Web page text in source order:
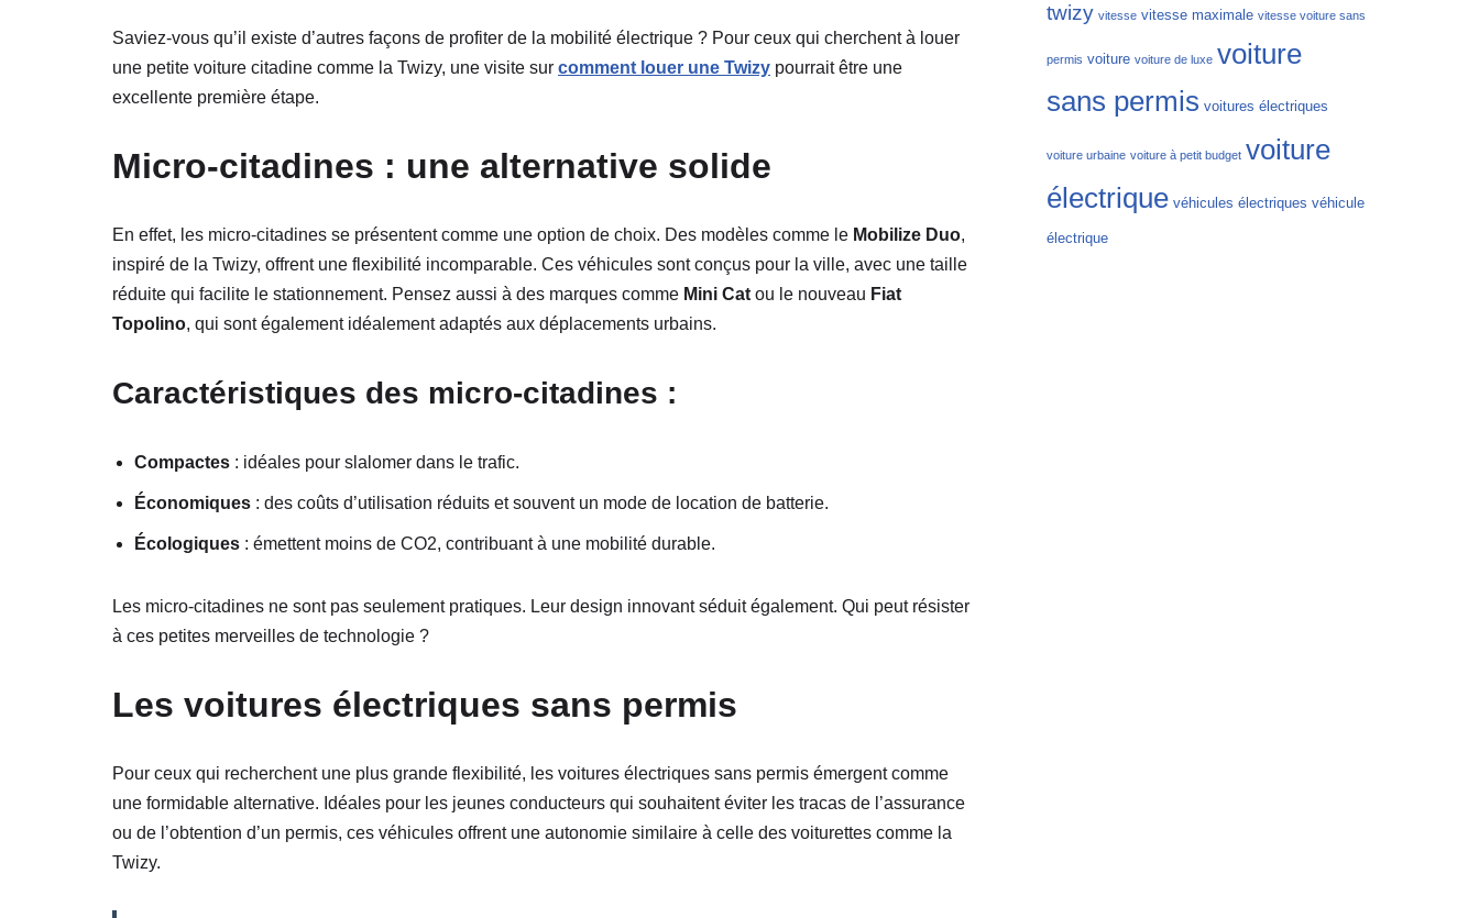
Saviez-vous qu’il existe d’autres façons de profiter de la mobilité électrique ? Pour ceux qui cherchent à louer
une petite voiture citadine comme la Twizy, une visite sur comment louer une Twizy pourrait être une
excellente première étape.
Micro-citadines : une alternative solide
En effet, les micro-citadines se présentent comme une option de choix. Des modèles comme le Mobilize Duo,
inspiré de la Twizy, offrent une flexibilité incomparable. Ces véhicules sont conçus pour la ville, avec une taille
réduite qui facilite le stationnement. Pensez aussi à des marques comme Mini Cat ou le nouveau Fiat
Topolino, qui sont également idéalement adaptés aux déplacements urbains.
Caractéristiques des micro-citadines :
Compactes : idéales pour slalomer dans le trafic.
Économiques : des coûts d’utilisation réduits et souvent un mode de location de batterie.
Écologiques : émettent moins de CO2, contribuant à une mobilité durable.
Les micro-citadines ne sont pas seulement pratiques. Leur design innovant séduit également. Qui peut résister
à ces petites merveilles de technologie ?
Les voitures électriques sans permis
Pour ceux qui recherchent une plus grande flexibilité, les voitures électriques sans permis émergent comme
une formidable alternative. Idéales pour les jeunes conducteurs qui souhaitent éviter les tracas de l’assurance
ou de l’obtention d’un permis, ces véhicules offrent une autonomie similaire à celle des voiturettes comme la
Twizy.
twizy vitesse vitesse maximale vitesse voiture sans
permis voiture voiture de luxe voiture
sans permis voitures électriques
voiture urbaine voiture à petit budget voiture
électrique véhicules électriques véhicule
électrique